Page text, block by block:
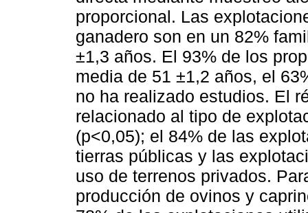
proporcional. Las
ganadero son en un 82%
±1,3 años. El 93% de los
media de 51 ±1,2 años, el
no ha realizado estudios. El
relacionado al tipo de
(p<0,05); el 84% de las
tierras públicas y las
uso de terrenos privados.
producción de ovinos y